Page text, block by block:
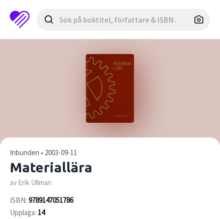
Inbunden • 2003-09-11
Materiallära
av Erik Ullman
ISBN: 9789147051786
Upplaga: 14